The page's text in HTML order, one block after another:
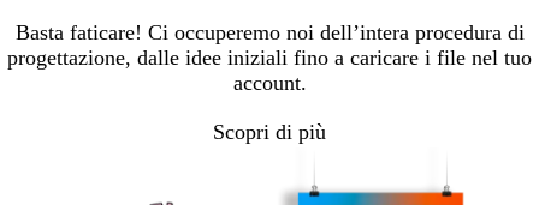
Basta faticare! Ci occuperemo noi dell’intera procedura di
progettazione, dalle idee iniziali fino a caricare i file nel tuo
account.
Scopri di più